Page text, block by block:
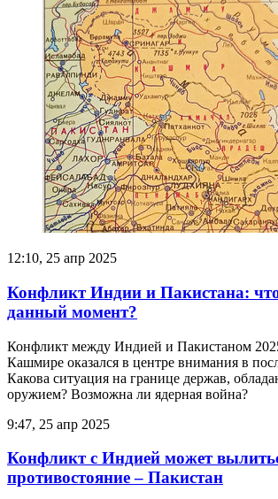
12:10, 25 апр 2025
Конфликт Индии и Пакистана: что
данный момент?
Конфликт между Индией и Пакистаном 2025
Кашмире оказался в центре внимания в
Какова ситуация на границе держав,
оружием? Возможна ли ядерная война?
9:47, 25 апр 2025
Конфликт с Индией может
противостояние – Пакистан